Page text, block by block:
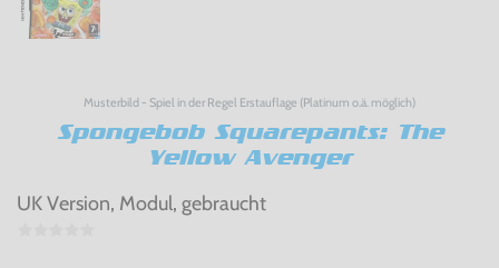
Musterbild - Spiel in der Regel Erstauflage (Platinum o.ä. möglich)
Spongebob Squarepants: The
Yellow Avenger
UK Version, Modul, gebraucht